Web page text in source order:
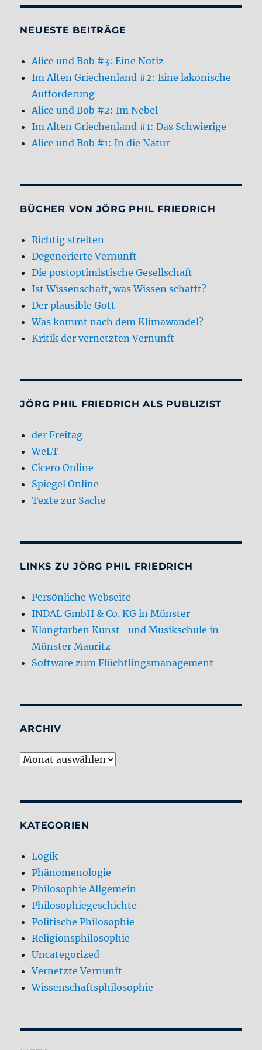
NEUESTE BEITRÄGE
Alice und Bob #3: Eine Notiz
Im Alten Griechenland #2: Eine lakonische
Aufforderung
Alice und Bob #2: Im Nebel
Im Alten Griechenland #1: Das Schwierige
Alice und Bob #1: In die Natur
BÜCHER VON JÖRG PHIL FRIEDRICH
Richtig streiten
Degenerierte Vernunft
Die postoptimistische Gesellschaft
Ist Wissenschaft, was Wissen schafft?
Der plausible Gott
Was kommt nach dem Klimawandel?
Kritik der vernetzten Vernunft
JÖRG PHIL FRIEDRICH ALS PUBLIZIST
der Freitag
WeLT
Cicero Online
Spiegel Online
Texte zur Sache
LINKS ZU JÖRG PHIL FRIEDRICH
Persönliche Webseite
INDAL GmbH & Co. KG in Münster
Klangfarben Kunst- und Musikschule in
Münster Mauritz
Software zum Flüchtlingsmanagement
ARCHIV
Archiv
KATEGORIEN
Logik
Phänomenologie
Philosophie Allgemein
Philosophiegeschichte
Politische Philosophie
Religionsphilosophie
Uncategorized
Vernetzte Vernunft
Wissenschaftsphilosophie